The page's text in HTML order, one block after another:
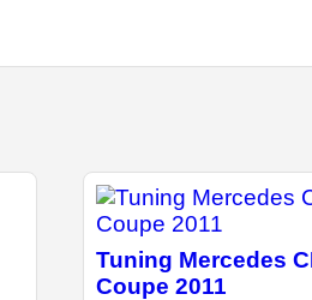
Tuning Mercedes
Coupe 2011